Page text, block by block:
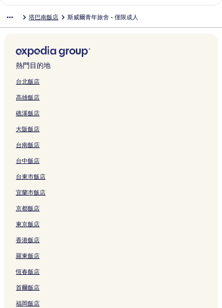
l
y
的
連
結
i
C
i
t
y
連
S
的
連
結
a
y
N
a
k
l
的
連
結
e
結
i
d
l
y
R
t
e
a
t
的
結
u
R
e
s
o
t
連
結
l
y
A
O
G
連
的
連
s
l
e
H
o
e
B
y
A
a
a
的
連
結
n
V
i
l
l
的
結
e
a
c
h
f
o
t
R
o
m
n
i
c
V
i
l
l
L
u
t
的
連
r
i
k
a
-
B
V
i
l
l
的
結
s
E
c
o
F
i
n
d
l
y
o
t
i
q
u
e
R
s
r
t
的
連
塔巴南飯店 斯威爾青年旅舍 - 僅限成人
熱門目的地
台北飯店
高雄飯店
礁溪飯店
大阪飯店
台南飯店
台中飯店
台東市飯店
宜蘭市飯店
京都飯店
東京飯店
香港飯店
羅東飯店
恆春飯店
首爾飯店
福岡飯店